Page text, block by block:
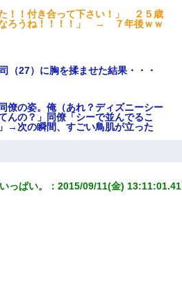
！！付き合って下さい！」 ２５歳
なろうね！！！！」 → ７年後ｗｗ
（27）に胸を揉ませた結果・・・
僚の姿。俺（あれ？ディズニーシー
んの？」同僚「シーで並んでるこ
→次の瞬間、すごい鳥肌が立った
んの下敷きになってた
どうか相続を放棄して下さい、昔の
い…』私「お子さんはフリン略奪婚
結果→
っぱい。 ：2015/09/11(金)